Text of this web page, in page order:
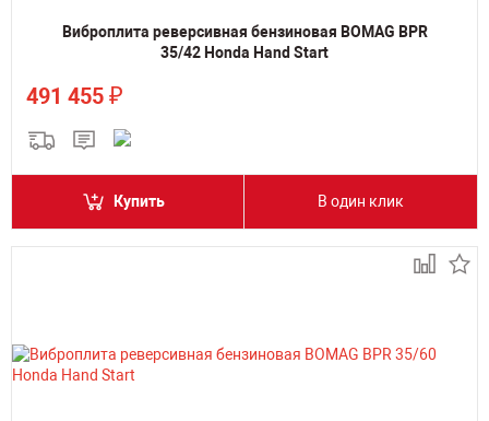
Виброплита реверсивная бензиновая BOMAG BPR
35/42 Honda Hand Start
491 455 ₽
Купить В один клик